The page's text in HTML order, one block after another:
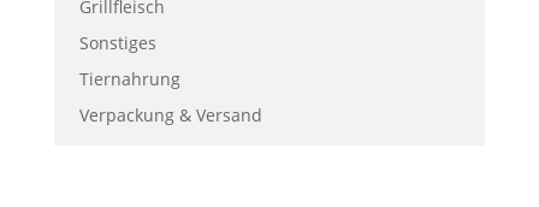
Grillfleisch
Sonstiges
Tiernahrung
Verpackung & Versand